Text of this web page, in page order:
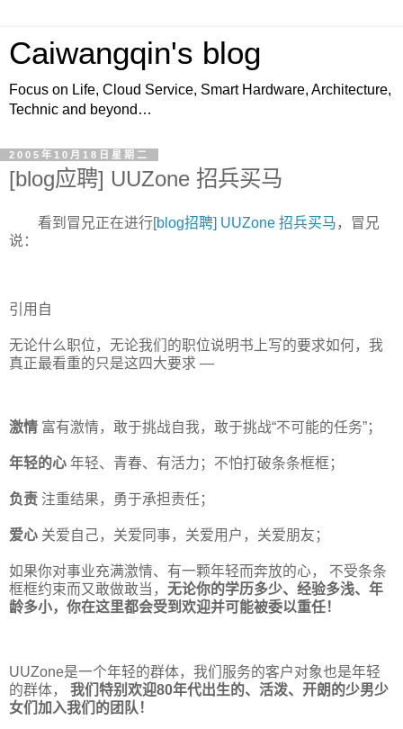
Caiwangqin's blog
Focus on Life, Cloud Service, Smart Hardware, Architecture,
Technic and beyond…
2005年10月18日星期二
[blog应聘] UUZone 招兵买马
看到冒兄正在进行[blog招聘] UUZone 招兵买马，冒兄
说：
引用自
无论什么职位，无论我们的职位说明书上写的要求如何，我
真正最看重的只是这四大要求 —
激情 富有激情，敢于挑战自我，敢于挑战“不可能的任务”；
年轻的心 年轻、青春、有活力；不怕打破条条框框；
负责 注重结果，勇于承担责任；
爱心 关爱自己，关爱同事，关爱用户，关爱朋友；
如果你对事业充满激情、有一颗年轻而奔放的心， 不受条条
框框约束而又敢做敢当， 无论你的学历多少、经验多浅、年
龄多小，你在这里都会受到欢迎并可能被委以重任！
UUZone是一个年轻的群体，我们服务的客户对象也是年轻
的群体， 我们特别欢迎80年代出生的、活泼、开朗的少男少
女们加入我们的团队！